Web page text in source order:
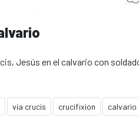
Jesús en el calvario con
via crucis crucifixion calvario